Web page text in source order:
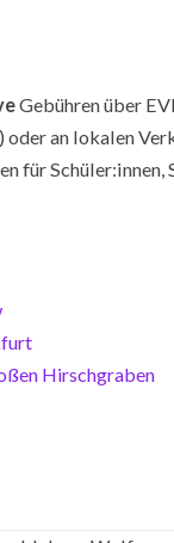
Gebühren über
) oder an lokalen
für Schüler:innen,
Hirschgraben